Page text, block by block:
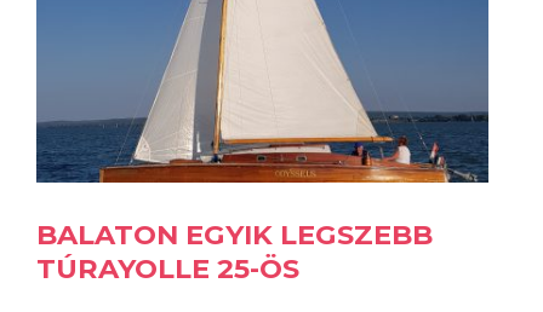
BALATON EGYIK LEGSZEBB
TÚRAYOLLE 25-ÖS